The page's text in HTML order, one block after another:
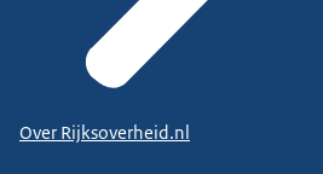
Over Rijksoverheid.nl